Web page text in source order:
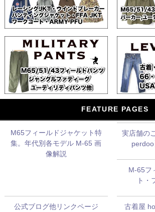
FEATURE PAGES
M65フィールドジャケット特
集。年代別各モデル M-65 画
像解説
実店舗の
M-65フ
ト・
公式ブログ他リンクページ
古着屋